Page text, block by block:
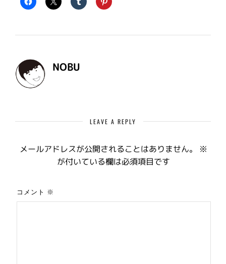
NOBU
LEAVE A REPLY
メールアドレスが公開されることはありません。
※
が付いている欄は必須項目です
コメント ※